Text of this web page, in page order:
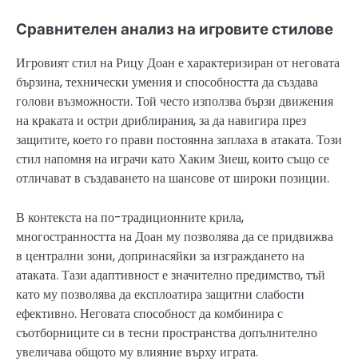
Сравнителен анализ на игровите стилове
Игровият стил на Рицу Доан е характеризиран от неговата
бързина, технически умения и способността да създава
голови възможности. Той често използва бързи движения
на краката и остри дриблирания, за да навигира през
защитите, което го прави постоянна заплаха в атаката. Този
стил напомня на играчи като Хаким Зиеш, които също се
отличават в създаването на шансове от широки позиции.
В контекста на по-традиционните крила,
многостранността на Доан му позволява да се придвижва
в централни зони, допринасяйки за изграждането на
атаката. Тази адаптивност е значително предимство, тъй
като му позволява да експлоатира защитни слабости
ефективно. Неговата способност да комбинира с
съотборниците си в тесни пространства допълнително
увеличава общото му влияние върху играта.